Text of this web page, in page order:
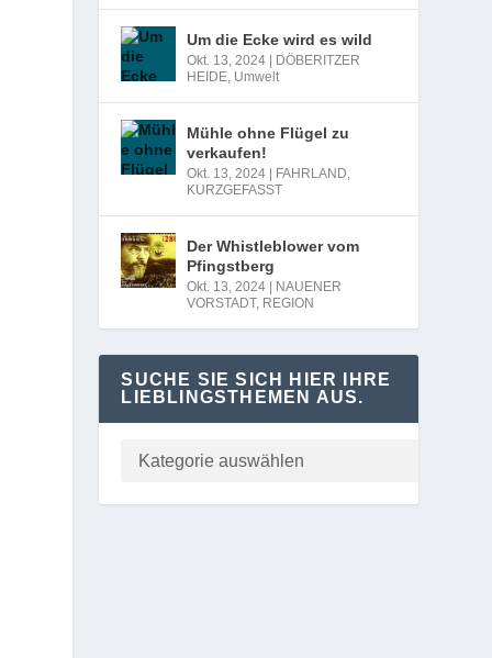
Um die Ecke wird es wild
Okt. 13, 2024
DÖBERITZER
HEIDE, Umwelt
Mühle ohne Flügel zu
verkaufen!
Okt. 13, 2024 FAHRLAND,
KURZGEFASST
Der Whistleblower vom
Pfingstberg
Okt. 13, 2024
NAUENER
VORSTADT, REGION
SUCHE SIE SICH HIER IHRE
LIEBLINGSTHEMEN AUS.